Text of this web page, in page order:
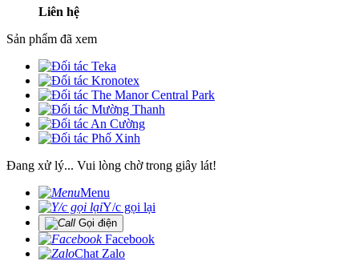
Liên hệ
Sản phẩm đã xem
Đang xử lý... Vui lòng chờ trong giây lát!
Menu
Y/c gọi lại
Gọi điện
Facebook
Chat Zalo